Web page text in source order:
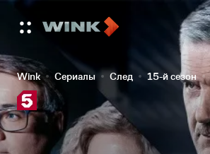
Wink Сериалы След 15-й сезон